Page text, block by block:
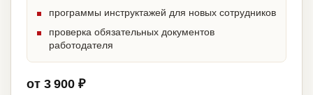
программы инструктажей для новых сотрудников
проверка обязательных документов
работодателя
от 3 900 ₽